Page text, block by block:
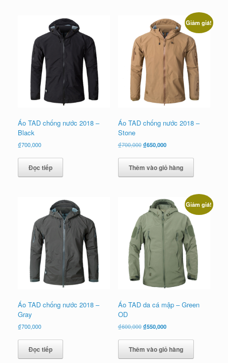
Áo TAD chống nước 2018 –
Black
₫700,000
Đọc tiếp
Giảm giá!
Áo TAD chống nước 2018 –
Stone
₫700,000 Giá
là:
₫700,000.
₫650,000Giá
tại
là:
₫650,000.
Thêm vào giỏ hàng
Áo TAD chống nước 2018 –
Gray
₫700,000
Đọc tiếp
Giảm giá!
Áo TAD da cá mập – Green
OD
₫600,000 Giá
là:
₫600,000.
₫550,000Giá
tại
là:
₫550,000.
Thêm vào giỏ hàng